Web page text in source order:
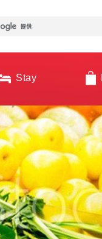
Stay